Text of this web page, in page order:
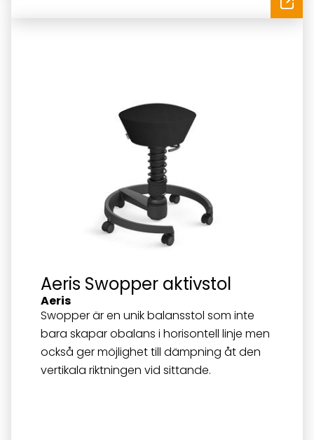
Aeris Swopper aktivstol
Aeris
Swopper är en unik balansstol som inte
bara skapar obalans i horisontell linje men
också ger möjlighet till dämpning åt den
vertikala riktningen vid sittande.